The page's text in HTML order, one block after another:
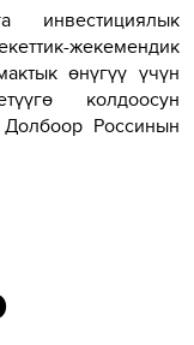
инвестициялык
жекемендик
өнүгүү үчүн
колдоосун
Долбоор Россинын